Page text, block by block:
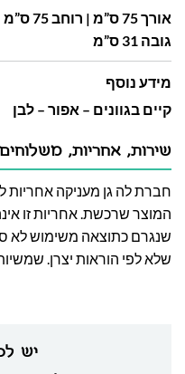
אורך 75 ס”מ | רוחב 75
גובה 31 ס”מ
מידע נוסף
קיים בגוונים – אפור – לבן
יש
שירות, אחריות,
חברת לה גן מעניקה אחריות
המוצר שרכשת. אחריות זו
שנגרם כתוצאה משימוש לא
שלא לפי הוראות יצרן.